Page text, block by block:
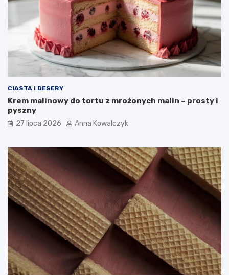
CIASTA I DESERY
Krem malinowy do tortu z mrożonych malin – prosty i
pyszny
27 lipca 2026 Anna Kowalczyk